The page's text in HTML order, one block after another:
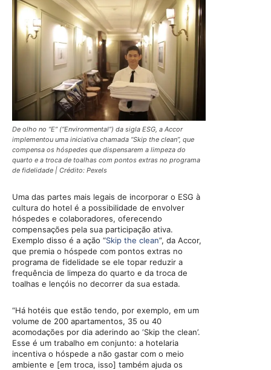
De olho no “E” (“Environmental”) da sigla ESG, a Accor
implementou uma iniciativa chamada “Skip the clean”, que
compensa os hóspedes que dispensarem a limpeza do
quarto e a troca de toalhas com pontos extras no programa
de fidelidade | Crédito: Pexels
Uma das partes mais legais de incorporar o ESG à
cultura do hotel é a possibilidade de envolver
hóspedes e colaboradores, oferecendo
compensações pela sua participação ativa.
Exemplo disso é a ação “Skip the clean”, da Accor,
que premia o hóspede com pontos extras no
programa de fidelidade se ele topar reduzir a
frequência de limpeza do quarto e da troca de
toalhas e lençóis no decorrer da sua estada.
“Há hotéis que estão tendo, por exemplo, em um
volume de 200 apartamentos, 35 ou 40
acomodações por dia aderindo ao ‘Skip the clean’.
Esse é um trabalho em conjunto: a hotelaria
incentiva o hóspede a não gastar com o meio
ambiente e [em troca, isso] também ajuda os